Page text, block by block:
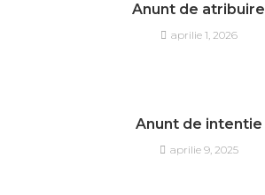
Anunt de atribuire
aprilie 1, 2026
Anunt de intentie
aprilie 9, 2025